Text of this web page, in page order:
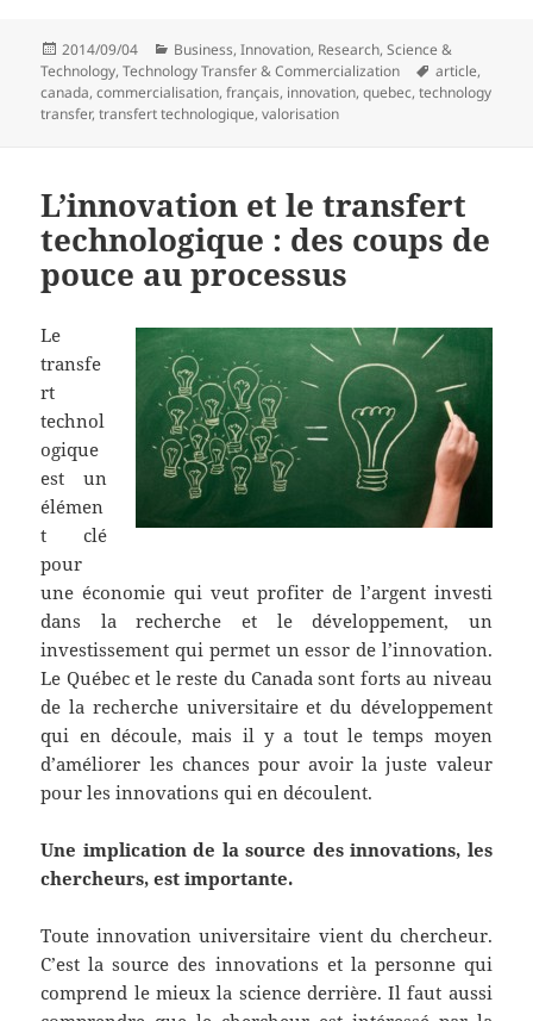
Posted
on
2014/09/04 Categories
Business,Innovation, Research,Science &
Technology,Technology Transfer & Commercialization Tags
article,
canada,commercialisation,français, innovation,quebec,technology
transfer,transfert technologique,valorisation
L’innovation et le transfert
technologique : des coups de
pouce au processus
Le
transfe
rt
technol
ogique
est un
élémen
t clé
pour
une économie qui veut profiter de l’argent investi
dans la recherche et le développement, un
investissement qui permet un essor de l’innovation.
Le Québec et le reste du Canada sont forts au niveau
de la recherche universitaire et du développement
qui en découle, mais il y a tout le temps moyen
d’améliorer les chances pour avoir la juste valeur
pour les innovations qui en découlent.
Une implication de la source des innovations, les
chercheurs, est importante.
Toute innovation universitaire vient du chercheur.
C’est la source des innovations et la personne qui
comprend le mieux la science derrière. Il faut aussi